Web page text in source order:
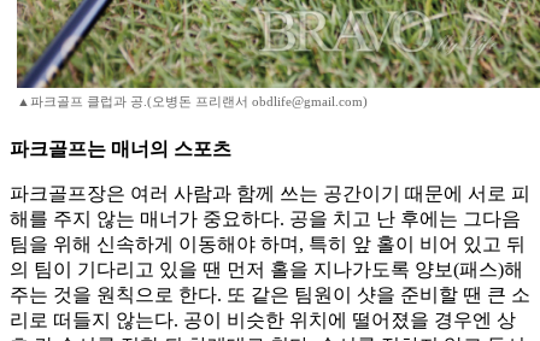
▲파크골프 클럽과 공.(오병돈 프리랜서 obdlife@gmail.com)
파크골프는 매너의 스포츠
파크골프장은 여러 사람과 함께 쓰는 공간이기 때문에 서로 피
해를 주지 않는 매너가 중요하다. 공을 치고 난 후에는 그다음
팀을 위해 신속하게 이동해야 하며, 특히 앞 홀이 비어 있고 뒤
의 팀이 기다리고 있을 땐 먼저 홀을 지나가도록 양보(패스)해
주는 것을 원칙으로 한다. 또 같은 팀원이 샷을 준비할 땐 큰 소
리로 떠들지 않는다. 공이 비슷한 위치에 떨어졌을 경우엔 상